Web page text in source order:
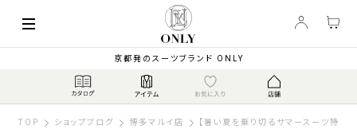
京都発のスーツブランド ONLY
TOP ショップブログ 博多マルイ店 【暑い夏を乗り切るサマースーツ特集